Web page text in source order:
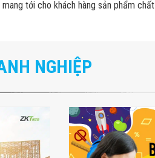
tới cho khách hàng sản phẩm chất
NGHIỆP